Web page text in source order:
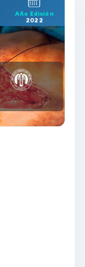
Año Edición
2022